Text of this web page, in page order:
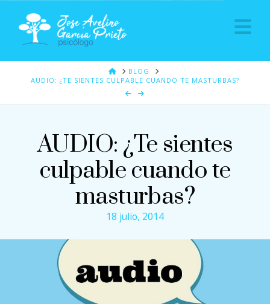
HOMEBLOG
AUDIO: ¿TE SIENTES CULPABLE CUANDO TE MASTURBAS?
AUDIO: ¿Te sientes
culpable cuando te
masturbas?
18 julio, 2014